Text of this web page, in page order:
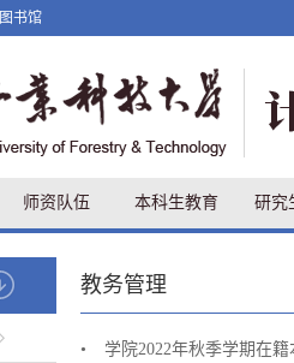
图书馆
师资队伍 本科生教育 研究
教务管理
• 学院2022年秋季学期在